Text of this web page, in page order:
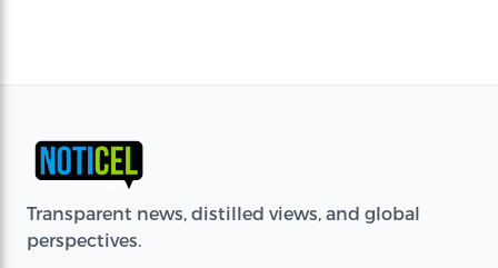
Transparent news, distilled views, and global
perspectives.